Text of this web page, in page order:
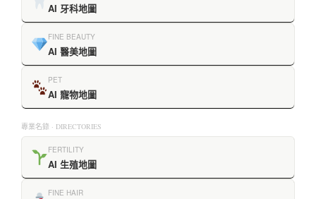
AI 牙科地圖
FINE BEAUTY
AI 醫美地圖
PET
AI 寵物地圖
專業名錄 · DIRECTORIES
FERTILITY
AI 生殖地圖
FINE HAIR